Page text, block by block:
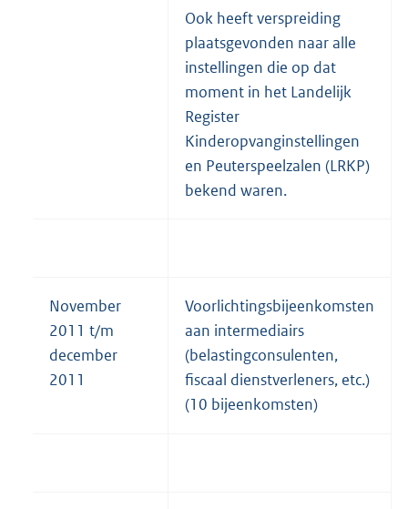
Ook heeft verspreiding
plaatsgevonden naar alle
instellingen die op dat
moment in het Landelijk
Register
Kinderopvanginstellingen
en Peuterspeelzalen (LRKP)
bekend waren.
November
2011 t/m
december
2011
Voorlichtingsbijeenkomsten
aan intermediairs
(belastingconsulenten,
fiscaal dienstverleners, etc.)
(10 bijeenkomsten)